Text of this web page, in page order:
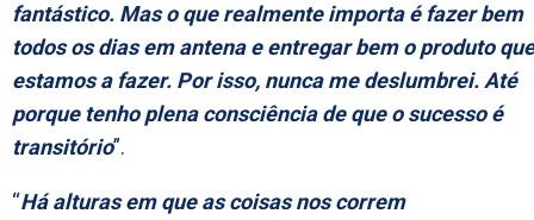
fantástico. Mas o que realmente importa é fazer bem
todos os dias em antena e entregar bem o produto que
estamos a fazer. Por isso, nunca me deslumbrei. Até
porque tenho plena consciência de que o sucesso é
transitório”.
“Há alturas em que as coisas nos correm